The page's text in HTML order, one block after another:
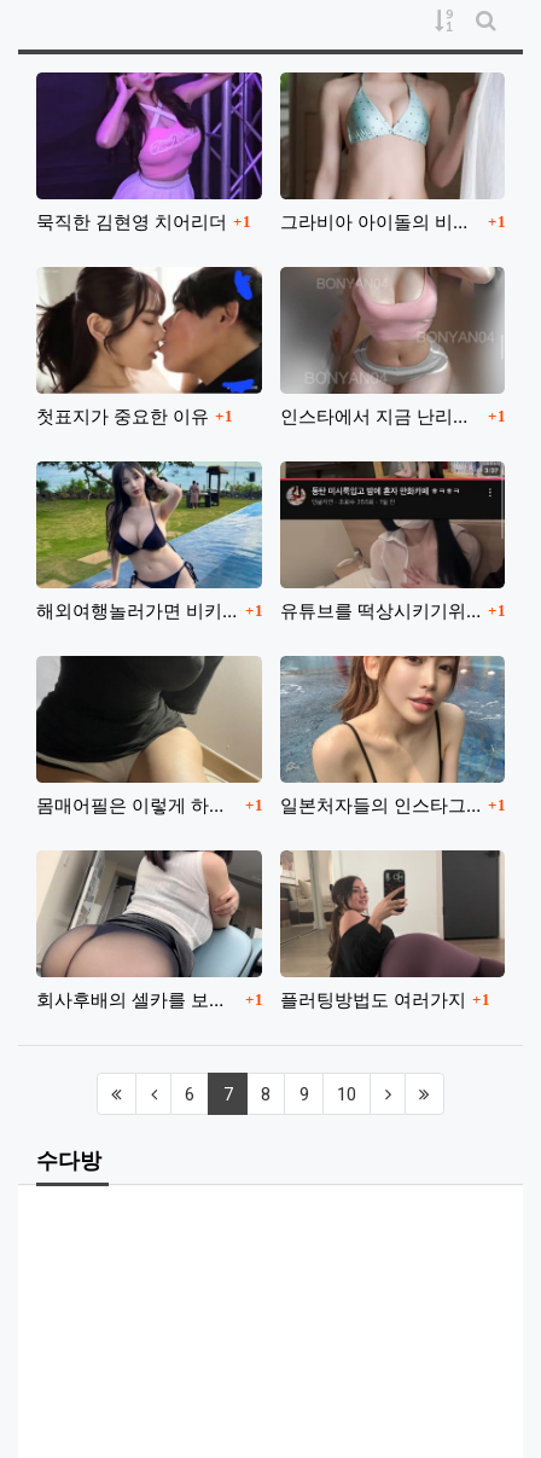
게시물 정
게시
묵직한 김현영 치어리더 댓글
1 그라비아 아이돌의 비키니 댓글
1
첫표지가 중요한 이유 댓글
1 인스타에서 지금 난리났네요 댓글
1
해외여행놀러가면 비키니는 필수죠 댓글
1 유튜브를 떡상시키기위해 댓글
1
몸매어필은 이렇게 하는거라고 댓글
1 일본처자들의 인스타그램 댓글
1
회사후배의 셀카를 보았다 댓글
1 플러팅방법도 여러가지 댓글
1
(first)(previous)
6 7(current)
8 9 10 (next)
수다방